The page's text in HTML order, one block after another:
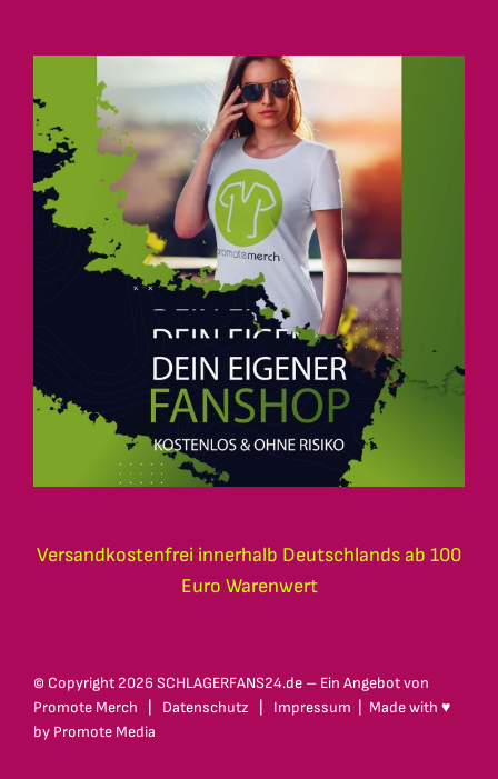
Versandkostenfrei innerhalb Deutschlands ab 100
Euro Warenwert
© Copyright 2026 SCHLAGERFANS24.de – Ein Angebot von
Promote Merch
Datenschutz Impressum | Made with ♥
by Promote Media